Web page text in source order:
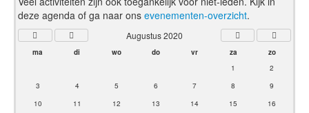
deze agenda of ga naar ons evenementen-overzicht.
Augustus 2020
ma di wo do vr za
zo
1
2
3
4 5 6 7 8
9
10
11 12 13 14 15
16